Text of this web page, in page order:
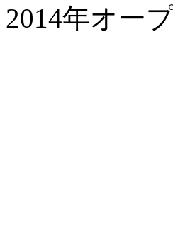
2014年オー